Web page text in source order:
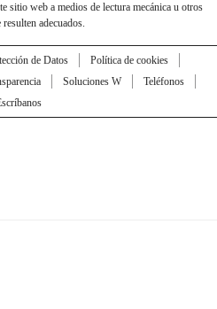
sitio web a medios de lectura mecánica u otros
adecuados.
de Datos
Política de cookies
Soluciones W
Teléfonos